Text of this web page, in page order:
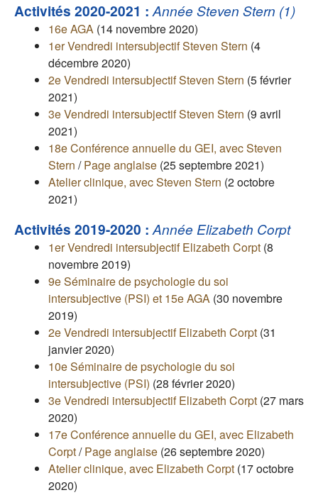
Activités 2020-2021 :Année Steven Stern (1)
16e AGA (14 novembre 2020)
1er Vendredi intersubjectif Steven Stern (4
décembre 2020)
2e Vendredi intersubjectif Steven Stern (5 février
2021)
3e Vendredi intersubjectif Steven Stern (9 avril
2021)
18e Conférence annuelle du GEI, avec Steven
Stern /Page anglaise (25 septembre 2021)
Atelier clinique, avec Steven Stern (2 octobre
2021)
Activités 2019-2020 :Année Elizabeth Corpt
1er Vendredi intersubjectif Elizabeth Corpt (8
novembre 2019)
9e Séminaire de psychologie du soi
intersubjective (PSI) et 15e AGA (30 novembre
2019)
2e Vendredi intersubjectif Elizabeth Corpt (31
janvier 2020)
10e Séminaire de psychologie du soi
intersubjective (PSI) (28 février 2020)
3e Vendredi intersubjectif Elizabeth Corpt (27 mars
2020)
17e Conférence annuelle du GEI, avec Elizabeth
Corpt/Page anglaise (26 septembre 2020)
Atelier clinique, avec Elizabeth Corpt (17 octobre
2020)